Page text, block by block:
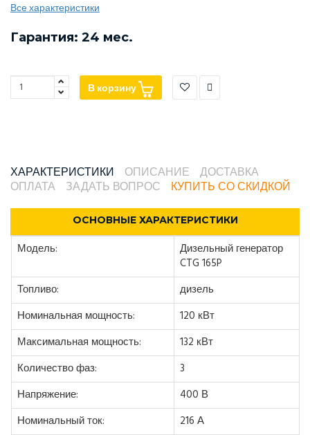
Все характеристики
Гарантия: 24 мес.
В корзину
ХАРАКТЕРИСТИКИ ОПИСАНИЕ
ДОСТАВКА
ОПЛАТА
ЗАДАТЬ ВОПРОС КУПИТЬ СО СКИДКОЙ
ОСНОВНЫЕ ХАРАКТЕРИСТИКИ
Модель:
Дизельный генератор
CTG 165P
Топливо:
дизель
Номинальная мощность:
120 кВт
Максимальная мощность:
132 кВт
Количество фаз:
3
Напряжение:
400 В
Номинальный ток:
216 А